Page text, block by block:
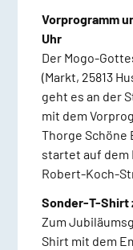
Vorprogramm
Uhr
Der Mogo-
(Markt, 25813
geht es an der
mit dem
Thorge Schöne
startet auf dem
Robert-Koch-
Sonder-T-Shirt
Zum
Shirt mit dem